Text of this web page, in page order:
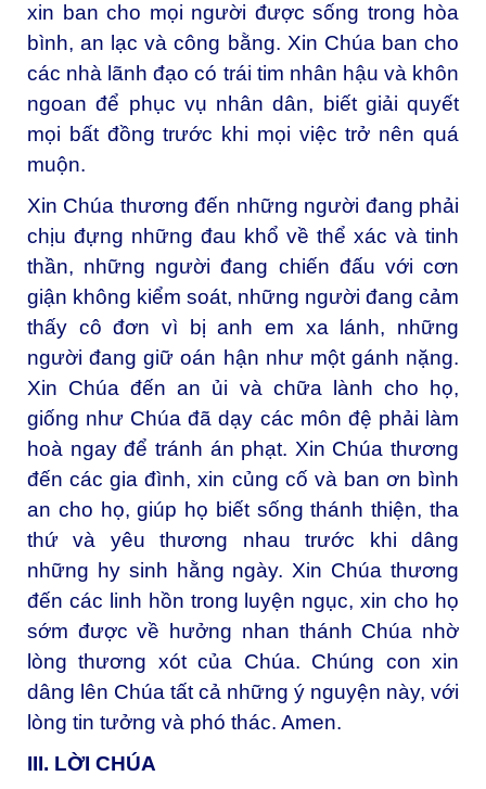
xin ban cho mọi người được sống trong hòa
bình, an lạc và công bằng. Xin Chúa ban cho
các nhà lãnh đạo có trái tim nhân hậu và khôn
ngoan để phục vụ nhân dân, biết giải quyết
mọi bất đồng trước khi mọi việc trở nên quá
muộn.
Xin Chúa thương đến những người đang phải
chịu đựng những đau khổ về thể xác và tinh
thần, những người đang chiến đấu với cơn
giận không kiểm soát, những người đang cảm
thấy cô đơn vì bị anh em xa lánh, những
người đang giữ oán hận như một gánh nặng.
Xin Chúa đến an ủi và chữa lành cho họ,
giống như Chúa đã dạy các môn đệ phải làm
hoà ngay để tránh án phạt. Xin Chúa thương
đến các gia đình, xin củng cố và ban ơn bình
an cho họ, giúp họ biết sống thánh thiện, tha
thứ và yêu thương nhau trước khi dâng
những hy sinh hằng ngày. Xin Chúa thương
đến các linh hồn trong luyện ngục, xin cho họ
sớm được về hưởng nhan thánh Chúa nhờ
lòng thương xót của Chúa. Chúng con xin
dâng lên Chúa tất cả những ý nguyện này, với
lòng tin tưởng và phó thác. Amen.
III. LỜI CHÚA